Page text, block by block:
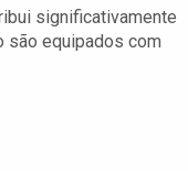
significativamente
são equipados com